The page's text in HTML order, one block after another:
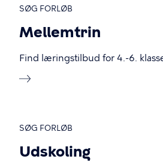
SØG FORLØB
Mellemtrin
Find læringstilbud for 4.-6.
SØG FORLØB
Udskoling